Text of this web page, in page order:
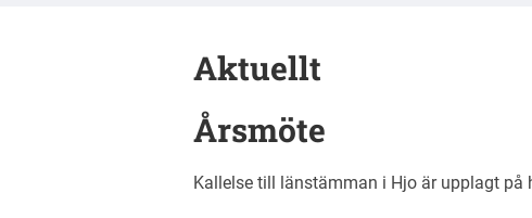
Aktuellt
Årsmöte
Kallelse till länstämman i Hjo är upplagt på